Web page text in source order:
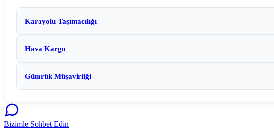
Karayolu Taşımacılığı
Hava Kargo
Gümrük Müşavirliği
Bizimle Sohbet Edin